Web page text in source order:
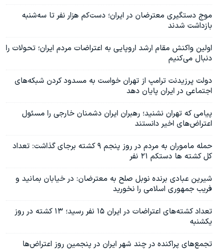
موج دستگیری معترضان در ایران؛ دست‌کم هزار نفر تا سه‌شنبه
بازداشت شدند
اولین واکنش مقام ارشد اروپایی به اعتراضات مردم ایران؛ تحولات را
دنبال می‌کنیم
دولت پرزیدنت ترامپ از تهران خواست به مسدود کردن شبکه‌های
اجتماعی در ایران پایان دهد
پیامی که تهران نشنید؛ رهبران ایران دشمنان خارجی را مسئول
اعتراض‌های اخیر دانستند
حمله ماموران به مردم در روز پنجم ۹ کشته برجای گذاشت: تعداد
کل کشته ها دستکم ۲۱ نفر
شیرین عبادی برنده نوبل صلح به معترضان: در خیابان بمانید و
فریب جمهوری اسلامی را نخورید
تعداد کشته‌های اعتراضات در ایران ۱۵ نفر رسید؛ ۱۳ کشته در روز
یکشنبه
تجمع‌های پراکنده در چند شهر ایران در پنجمین روز اعتراض‌ها